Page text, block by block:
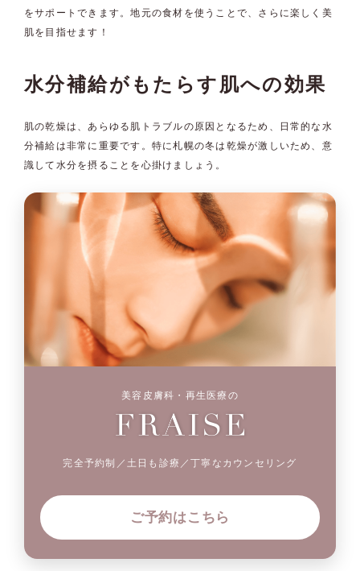
をサポートできます。地元の食材を使うことで、さらに楽しく美
肌を目指せます！
水分補給がもたらす肌への効果
肌の乾燥は、あらゆる肌トラブルの原因となるため、日常的な水
分補給は非常に重要です。特に札幌の冬は乾燥が激しいため、意
識して水分を摂ることを心掛けましょう。
美容皮膚科・再生医療の
完全予約制／土日も診療／丁寧なカウンセリング
ご予約はこちら